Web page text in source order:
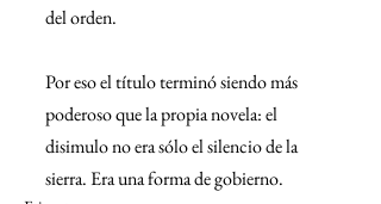
del orden.
Por eso el título terminó siendo más
poderoso que la propia novela: el
disimulo no era sólo el silencio de la
sierra. Era una forma de gobierno.